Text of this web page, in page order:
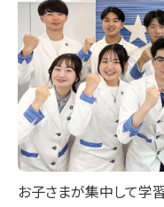
お子さまが集中して学